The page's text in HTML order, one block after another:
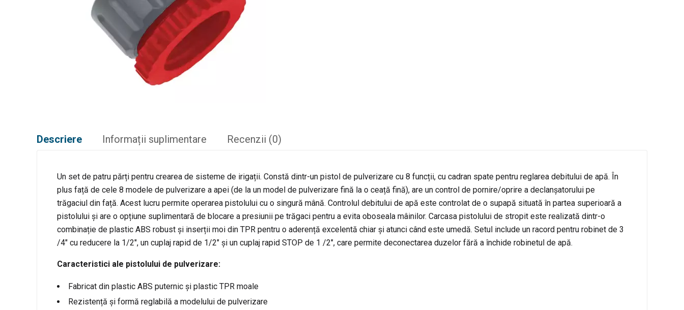
Descriere Informații suplimentare Recenzii (0)
Un set de patru părți pentru crearea de sisteme de irigații. Constă dintr-un pistol de pulverizare cu 8 funcții, cu cadran spate pentru reglarea debitului de apă. În
plus față de cele 8 modele de pulverizare a apei (de la un model de pulverizare fină la o ceață fină), are un control de pornire/oprire a declanșatorului pe
trăgaciul din față. Acest lucru permite operarea pistolului cu o singură mână. Controlul debitului de apă este controlat de o supapă situată în partea superioară a
pistolului și are o opțiune suplimentară de blocare a presiunii pe trăgaci pentru a evita oboseala mâinilor. Carcasa pistolului de stropit este realizată dintr-o
combinație de plastic ABS robust și inserții moi din TPR pentru o aderență excelentă chiar și atunci când este umedă. Setul include un racord pentru robinet de 3
/4″ cu reducere la 1/2″, un cuplaj rapid de 1/2″ și un cuplaj rapid STOP de 1 /2″, care permite deconectarea duzelor fără a închide robinetul de apă.
Caracteristici ale pistolului de pulverizare:
Fabricat din plastic ABS puternic și plastic TPR moale
Rezistență și formă reglabilă a modelului de pulverizare